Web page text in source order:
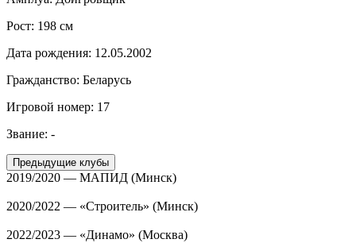
Рост: 198 см
Дата рождения: 12.05.2002
Гражданство: Беларусь
Игровой номер: 17
Звание: -
Предыдущие клубы
2019/2020 — МАПИД (Минск)
2020/2022 — «Строитель» (Минск)
2022/2023 — «Динамо» (Москва)